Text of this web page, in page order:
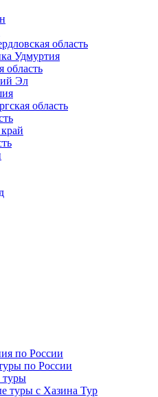
область
Удмуртия
область
Эл
область
по России
по России
туры
туры с Хазина Тур